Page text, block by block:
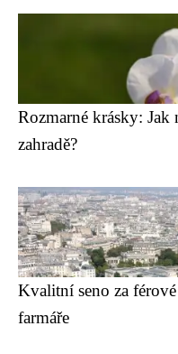
Rozmarné krásky: Jak
zahradě?
Kvalitní seno za
farmáře